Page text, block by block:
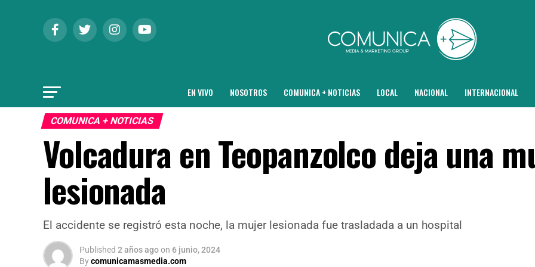
EN VIVO NOSOTROS COMUNICA + NOTICIAS LOCAL NACIONAL INTERNACIONAL
COMUNICA + NOTICIAS
Volcadura en Teopanzolco deja una
lesionada
El accidente se registró esta noche, la mujer lesionada fue trasladada a un hospital
Published 2 años agoon 6 junio, 2024
Bycomunicamasmedia.com